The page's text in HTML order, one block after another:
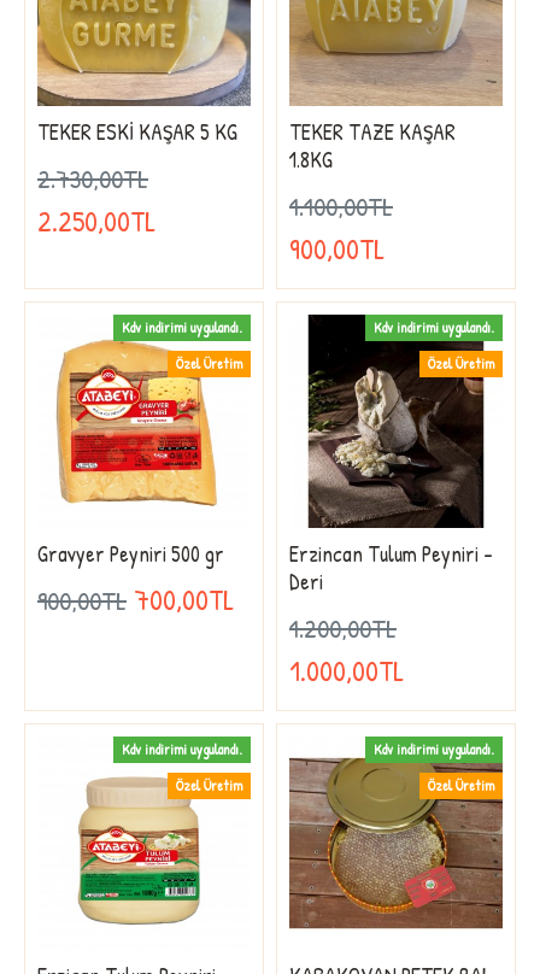
TEKER ESKİ KAŞAR 5 KG
2.730,00TL
2.250,00TL
TEKER TAZE KAŞAR
1.8KG
1.100,00TL
900,00TL
Özel Üretim
Kdv indirimi uygulandı.
Gravyer Peyniri 500 gr
900,00TL 700,00TL
Özel Üretim
Kdv indirimi uygulandı.
Erzincan Tulum Peyniri -
Deri
1.200,00TL
1.000,00TL
Özel Üretim
Kdv indirimi uygulandı.
Özel Üretim
Kdv indirimi uygulandı.